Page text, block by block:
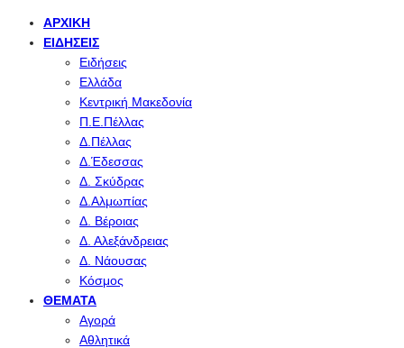
ΑΡΧΙΚΉ
ΕΙΔΉΣΕΙΣ
Ειδήσεις
Ελλάδα
Κεντρική Μακεδονία
Π.Ε.Πέλλας
Δ.Πέλλας
Δ.Έδεσσας
Δ. Σκύδρας
Δ.Αλμωπίας
Δ. Βέροιας
Δ. Αλεξάνδρειας
Δ. Νάουσας
Κόσμος
ΘΈΜΑΤΑ
Αγορά
Αθλητικά